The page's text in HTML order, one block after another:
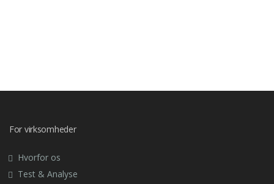
For virksomheder
Hvorfor os
Test & Analyse